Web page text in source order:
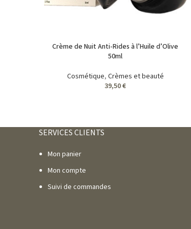
Crème de Nuit Anti-Rides à l’Huile d’Olive
50ml
Cosmétique, Crèmes et beauté
39,50€
SERVICES CLIENTS
Mon panier
Mon compte
Suivi de commandes